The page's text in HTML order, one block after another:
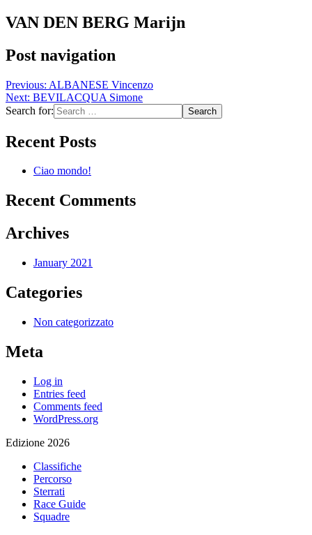
VAN DEN BERG Marijn
Post navigation
Previous: ALBANESE Vincenzo
Next: BEVILACQUA Simone
Search for:
Recent Posts
Ciao mondo!
Recent Comments
Archives
January 2021
Categories
Non categorizzato
Meta
Log in
Entries feed
Comments feed
WordPress.org
Edizione 2026
Classifiche
Percorso
Sterrati
Race Guide
Squadre